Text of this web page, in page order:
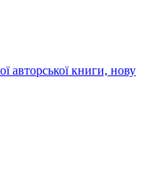
авторської книги, нову